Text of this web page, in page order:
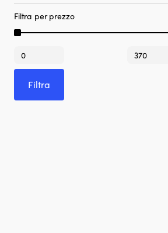
Filtra per prezzo
Prezzo
Min
Prezzo
Max
Filtra